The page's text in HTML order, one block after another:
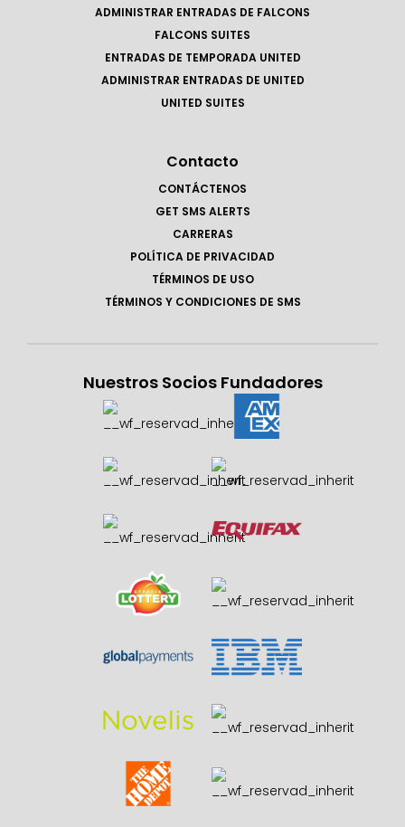
ADMINISTRAR ENTRADAS DE FALCONS
FALCONS SUITES
ENTRADAS DE TEMPORADA UNITED
ADMINISTRAR ENTRADAS DE UNITED
UNITED SUITES
Contacto
CONTÁCTENOS
GET SMS ALERTS
CARRERAS
POLÍTICA DE PRIVACIDAD
TÉRMINOS DE USO
TÉRMINOS Y CONDICIONES DE SMS
Nuestros Socios Fundadores